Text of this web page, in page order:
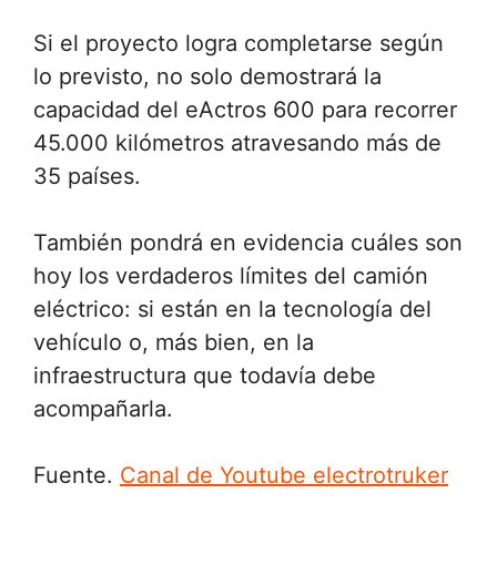
Si el proyecto logra completarse según
lo previsto, no solo demostrará la
capacidad del eActros 600 para recorrer
45.000 kilómetros atravesando más de
35 países.
También pondrá en evidencia cuáles son
hoy los verdaderos límites del camión
eléctrico: si están en la tecnología del
vehículo o, más bien, en la
infraestructura que todavía debe
acompañarla.
Fuente. Canal de Youtube electrotruker